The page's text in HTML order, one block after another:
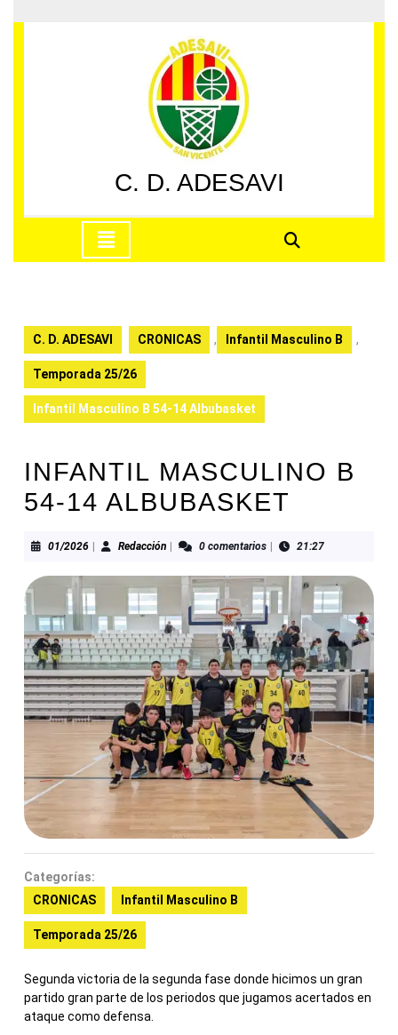
al
C. D. ADESAVI
apertura
C. D. ADESAVI CRONICAS , Infantil Masculino B ,
Temporada 25/26
Infantil Masculino B 54-14 Albubasket
INFANTIL MASCULINO B
54-14 ALBUBASKET
01/202601/2026RedacciónRedacción0 comentarios 21:27
Categorías:
CRONICAS
Infantil Masculino B
Temporada 25/26
Segunda victoria de la segunda fase donde hicimos un gran
partido gran parte de los periodos que jugamos acertados en
ataque como defensa.